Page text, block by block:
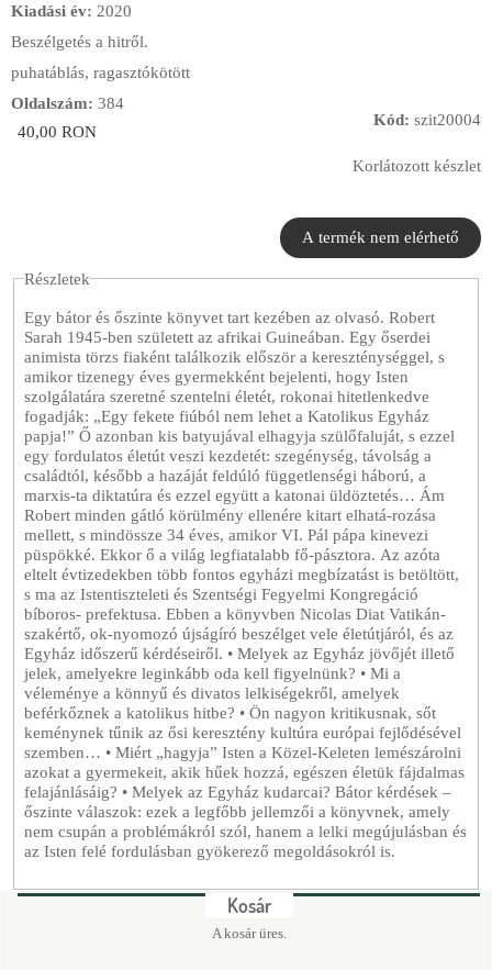
Kiadási év: 2020
Beszélgetés a hitről.
puhatáblás, ragasztókötött
Oldalszám: 384
40,00 RON
Korlátozott készlet
Kód: szit20004
Részletek
Egy bátor és őszinte könyvet tart kezében az olvasó. Robert
Sarah 1945-ben született az afrikai Guineában. Egy őserdei
animista törzs fiaként találkozik először a kereszténységgel, s
amikor tizenegy éves gyermekként bejelenti, hogy Isten
szolgálatára szeretné szentelni életét, rokonai hitetlenkedve
fogadják: „Egy fekete fiúból nem lehet a Katolikus Egyház
papja!” Ő azonban kis batyujával elhagyja szülőfaluját, s ezzel
egy fordulatos életút veszi kezdetét: szegénység, távolság a
családtól, később a hazáját feldúló függetlenségi háború, a
marxis-ta diktatúra és ezzel együtt a katonai üldöztetés… Ám
Robert minden gátló körülmény ellenére kitart elhatá-rozása
mellett, s mindössze 34 éves, amikor VI. Pál pápa kinevezi
püspökké. Ekkor ő a világ legfiatalabb fő-pásztora. Az azóta
eltelt évtizedekben több fontos egyházi megbízatást is betöltött,
s ma az Istentiszteleti és Szentségi Fegyelmi Kongregáció
bíboros- prefektusa. Ebben a könyvben Nicolas Diat Vatikán-
szakértő, ok-nyomozó újságíró beszélget vele életútjáról, és az
Egyház időszerű kérdéseiről. • Melyek az Egyház jövőjét illető
jelek, amelyekre leginkább oda kell figyelnünk? • Mi a
véleménye a könnyű és divatos lelkiségekről, amelyek
beférkőznek a katolikus hitbe? • Ön nagyon kritikusnak, sőt
keménynek tűnik az ősi keresztény kultúra európai fejlődésével
szemben… • Miért „hagyja” Isten a Közel-Keleten lemészárolni
azokat a gyermekeit, akik hűek hozzá, egészen életük fájdalmas
felajánlásáig? • Melyek az Egyház kudarcai? Bátor kérdések –
őszinte válaszok: ezek a legfőbb jellemzői a könyvnek, amely
nem csupán a problémákról szól, hanem a lelki megújulásban és
az Isten felé fordulásban gyökerező megoldásokról is.
Kosár
A kosár üres.